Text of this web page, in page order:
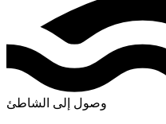
وصول إلى الشاطئ